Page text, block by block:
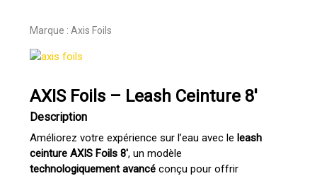
Marque : Axis Foils
AXIS Foils – Leash Ceinture 8′
Description
Améliorez votre expérience sur l’eau avec le leash
ceinture AXIS Foils 8′, un modèle
technologiquement avancéconçu pour offrir